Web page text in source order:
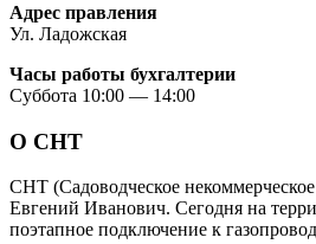
Адрес правления
Ул. Ладожская
Часы работы бухгалтерии
Суббота 10:00 — 14:00
О СНТ
СНТ (Садоводческое
Евгений Иванович. Сегодня на
поэтапное подключение к